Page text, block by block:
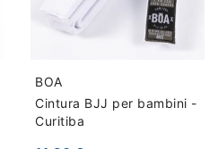
BOA
Cintura BJJ per bambini -
Curitiba